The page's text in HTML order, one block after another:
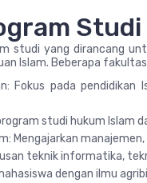
Studi
studi yang dirancang
Islam. Beberapa
Fokus pada pendidikan
studi hukum Islam
Mengajarkan
teknik informatika,
dengan ilmu